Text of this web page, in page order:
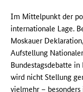
Im Mittelpunkt der
internationale Lage.
Moskauer
Aufstellung
Bundestagsdebatte
wird nicht Stellung
vielmehr –